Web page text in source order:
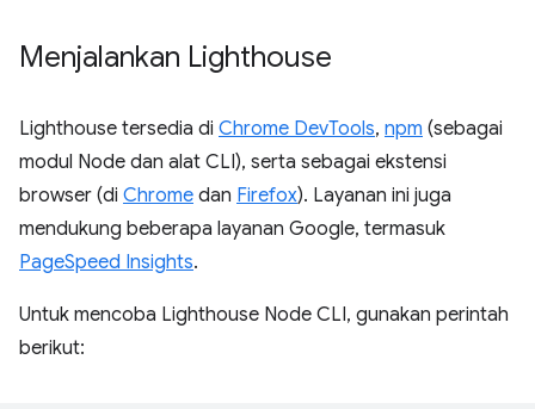
Menjalankan Lighthouse
Lighthouse tersedia di Chrome DevTools, npm (sebagai
modul Node dan alat CLI), serta sebagai ekstensi
browser (di Chrome dan Firefox). Layanan ini juga
mendukung beberapa layanan Google, termasuk
PageSpeed Insights.
Untuk mencoba Lighthouse Node CLI, gunakan perintah
berikut: